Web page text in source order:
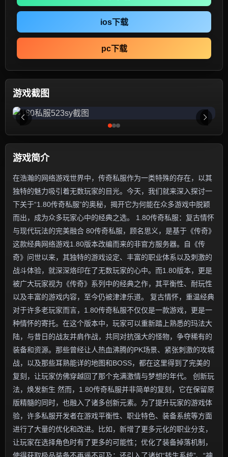
ios下载
pc下载
游戏截图
游戏简介
在浩瀚的网络游戏世界中，传奇私服作为一类特殊的存在，以其
独特的魅力吸引着无数玩家的目光。今天，我们就来深入探讨一
下关于“1.80传奇私服”的奥秘，揭开它为何能在众多游戏中脱颖
而出，成为众多玩家心中的经典之选。 1.80传奇私服：复古情怀
与现代玩法的完美融合 80传奇私服，顾名思义，是基于《传奇》
这款经典网络游戏1.80版本改编而来的非官方服务器。自《传
奇》问世以来，其独特的游戏设定、丰富的职业体系以及刺激的
战斗体验，就深深烙印在了无数玩家的心中。而1.80版本，更是
被广大玩家视为《传奇》系列中的经典之作，其平衡性、耐玩性
以及丰富的游戏内容，至今仍被津津乐道。 复古情怀，重温经典
对于许多老玩家而言，1.80传奇私服不仅仅是一款游戏，更是一
种情怀的寄托。在这个版本中，玩家可以重新踏上熟悉的玛法大
陆，与昔日的战友并肩作战，共同对抗强大的怪物，争夺稀有的
装备和资源。那些曾经让人热血沸腾的PK场景、紧张刺激的攻城
战，以及那些耳熟能详的地图和BOSS，都在这里得到了完美的
复刻，让玩家仿佛穿越回了那个充满激情与梦想的年代。 创新玩
法，焕发新生 然而，1.80传奇私服并非简单的复刻，它在保留原
版精髓的同时，也融入了诸多创新元素。为了提升玩家的游戏体
验，许多私服开发者在游戏平衡性、职业特色、装备系统等方面
进行了大量的优化和改进。比如，新增了更多元化的职业分支，
让玩家在选择角色时有了更多的可能性；优化了装备掉落机制，